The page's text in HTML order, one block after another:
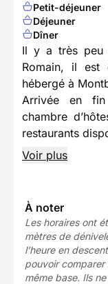
Petit-déjeuner
Déjeuner
Dîner
Il y a très peu
Romain, il est
hébergé à
Arrivée en fin
chambre
restaurants
Voir plus
À noter
Les horaires ont
mètres de
l’heure en
pouvoir comparer
même base. Ils